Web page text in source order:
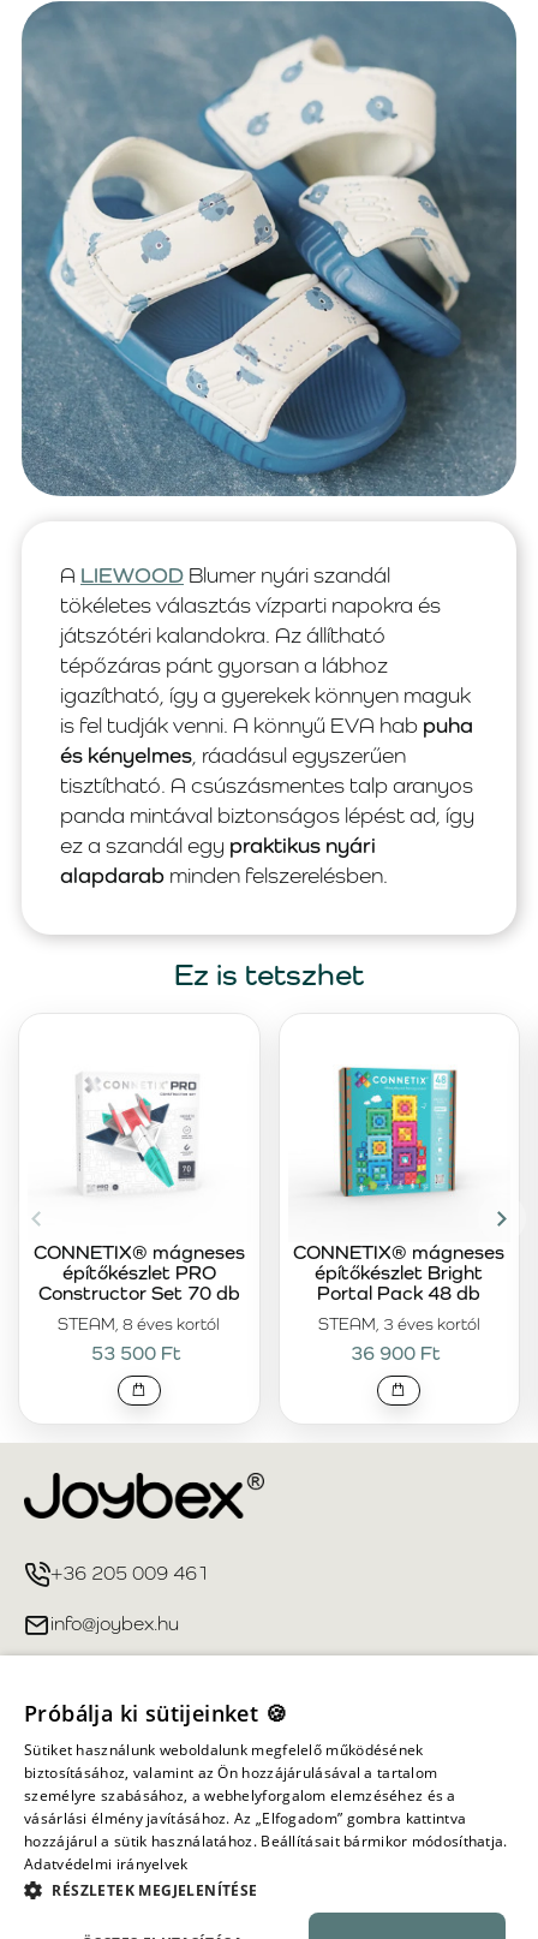
A LIEWOOD Blumer nyári szandál
tökéletes választás vízparti napokra és
játszótéri kalandokra. Az állítható
tépőzáras pánt gyorsan a lábhoz
igazítható, így a gyerekek könnyen maguk
is fel tudják venni. A könnyű EVA hab puha
és kényelmes , ráadásul egyszerűen
tisztítható. A csúszásmentes talp aranyos
panda mintával biztonságos lépést ad, így
ez a szandál egy praktikus nyári
alapdarab minden felszerelésben.
Ez is tetszhet
STEAM, 8 éves kortól
CONNETIX® mágneses
építőkészlet PRO
Constructor Set 70 db
53 500 Ft
STEAM, 3 éves kortól
CONNETIX® mágneses
építőkészlet Bright
Portal Pack 48 db
36 900 Ft
+36 205 009 461
info@joybex.hu
Fiókom
Információ
Minden jog fenntartva ©
Próbálja ki sütijeinket 🍪
Sütiket használunk weboldalunk megfelelő működésének
biztosításához, valamint az Ön hozzájárulásával a tartalom
személyre szabásához, a webhelyforgalom elemzéséhez és a
vásárlási élmény javításához. Az „Elfogadom” gombra kattintva
hozzájárul a sütik használatához. Beállításait bármikor módosíthatja.
Adatvédelmi irányelvek
RÉSZLETEK MEGJELENÍTÉSE